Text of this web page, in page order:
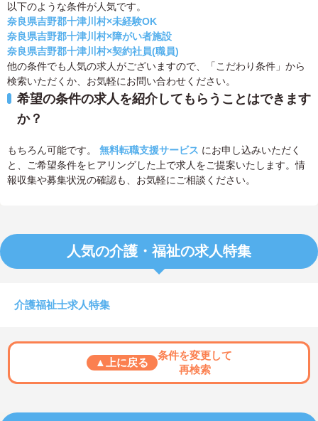
以下のような条件が人気です。
奈良県吉野郡十津川村×未経験OK
奈良県吉野郡十津川村×障がい者施設
奈良県吉野郡十津川村×契約社員(職員)
他の条件でも人気の求人がございますので、「こだわり条件」から
検索いただくか、お気軽にお問い合わせください。
希望の条件の求人を紹介してもらうことはできます
か？
もちろん可能です。 無料転職支援サービス にお申し込みいただく
と、ご希望条件をヒアリングした上で求人をご提案いたします。情
報収集や募集状況の確認も、お気軽にご相談ください。
人気の介護・福祉の求人特集
介護福祉士求人特集
▲上に戻る
条件を変更して
再検索